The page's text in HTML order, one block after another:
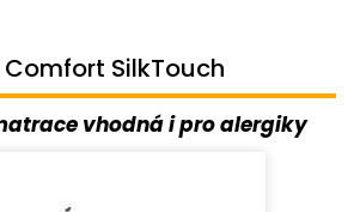
SilkTouch
vhodná i pro alergiky